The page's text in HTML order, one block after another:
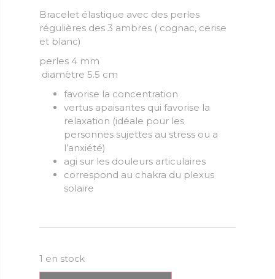
Bracelet élastique avec des perles
régulières des 3 ambres ( cognac, cerise
et blanc)
perles 4 mm
diamètre 5.5 cm
favorise la concentration
vertus apaisantes qui favorise la
relaxation (idéale pour les
personnes sujettes au stress ou a
l’anxiété)
agi sur les douleurs articulaires
correspond au chakra du plexus
solaire
1 en stock